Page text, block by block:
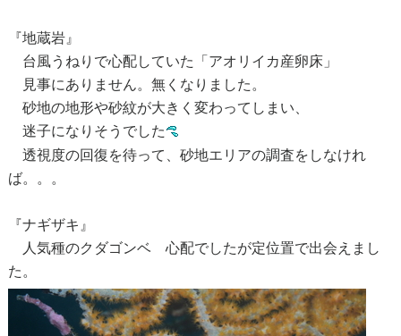
『地蔵岩』
台風うねりで心配していた「アオリイカ産卵床」
見事にありません。無くなりました。
砂地の地形や砂紋が大きく変わってしまい、
迷子になりそうでした
透視度の回復を待って、砂地エリアの調査をしなけれ
ば。。。
『ナギザキ』
人気種のクダゴンベ 心配でしたが定位置で出会えまし
た。